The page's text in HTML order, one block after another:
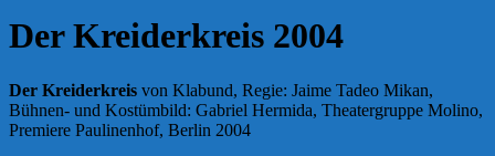
Der Kreiderkreis 2004
Der Kreiderkreis von Klabund, Regie: Jaime Tadeo Mikan,
Bühnen- und Kostümbild: Gabriel Hermida, Theatergruppe Molino,
Premiere Paulinenhof, Berlin 2004